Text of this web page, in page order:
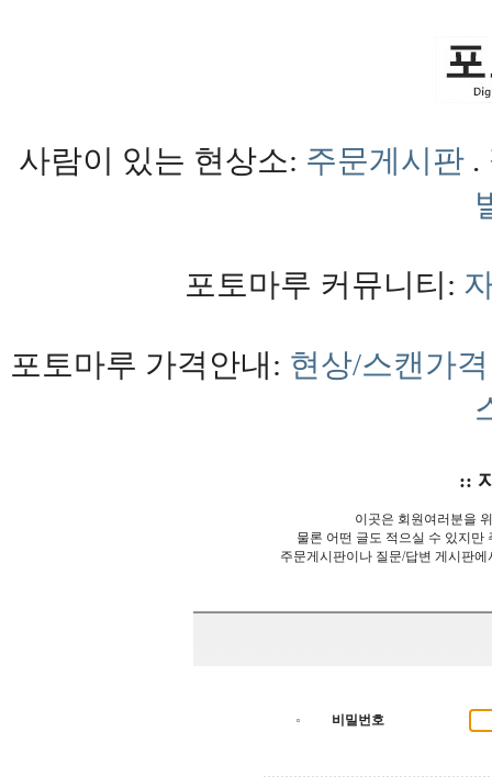
사람이 있는 현상소: 주문게시판 .
포토마루 커뮤니티:
포토마루 가격안내: 현상/스캔가격
::
이곳은 회원여러분을
물론 어떤 글도 적으실 수 있지만
주문게시판이나 질문/답변 게시판
비밀번호